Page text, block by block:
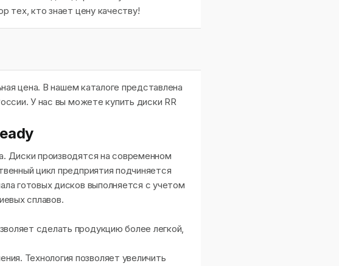
тех, кто знает цену качеству!
цена. В нашем каталоге представлена
У нас вы можете купить диски RR
Диски производятся на современном
цикл предприятия подчиняется
готовых дисков выполняется с учетом
сплавов.
сделать продукцию более легкой,
Технология позволяет увеличить